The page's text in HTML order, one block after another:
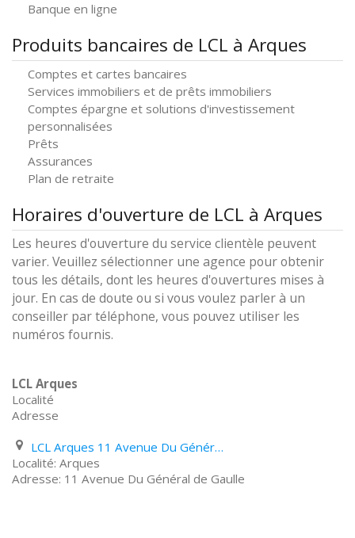
Banque en ligne
Produits bancaires de LCL à Arques
Comptes et cartes bancaires
Services immobiliers et de prêts immobiliers
Comptes épargne et solutions d'investissement
personnalisées
Prêts
Assurances
Plan de retraite
Horaires d'ouverture de LCL à Arques
Les heures d'ouverture du service clientèle peuvent
varier. Veuillez sélectionner une agence pour obtenir
tous les détails, dont les heures d'ouvertures mises à
jour. En cas de doute ou si vous voulez parler à un
conseiller par téléphone, vous pouvez utiliser les
numéros fournis.
LCL Arques
Localité
Adresse
LCL Arques 11 Avenue Du Général de Gaulle
Arques
11 Avenue Du Général de Gaulle